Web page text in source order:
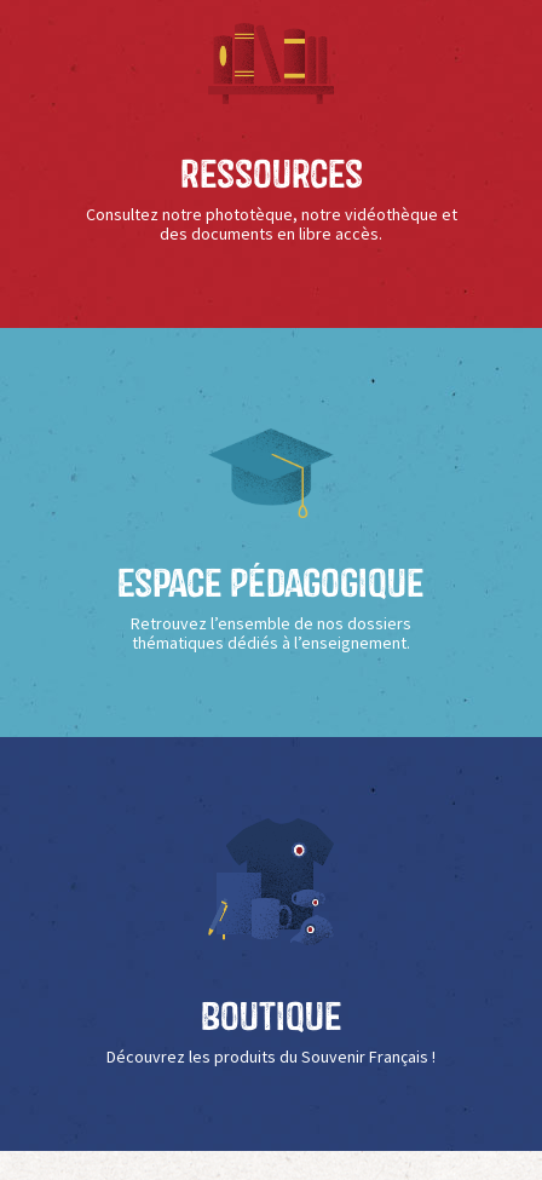
Ressources
Consultez notre phototèque, notre vidéothèque et
des documents en libre accès.
Espace Pédagogique
Retrouvez l’ensemble de nos dossiers
thématiques dédiés à l’enseignement.
Boutique
Découvrez les produits du Souvenir Français !